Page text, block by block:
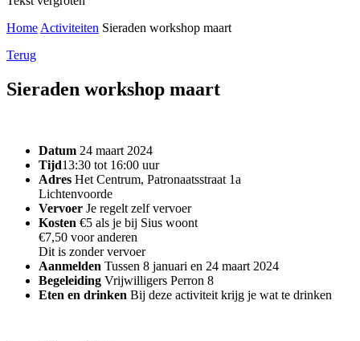
Home Activiteiten Sieraden workshop maart
Terug
Sieraden workshop maart
Datum 24 maart 2024
Tijd13:30 tot 16:00 uur
Adres Het Centrum, Patronaatsstraat 1a
Lichtenvoorde
Vervoer Je regelt zelf vervoer
Kosten €5 als je bij Sius woont
€7,50 voor anderen
Dit is zonder vervoer
Aanmelden Tussen 8 januari en 24 maart 2024
Begeleiding Vrijwilligers Perron 8
Eten en drinken Bij deze activiteit krijg je wat te drinken